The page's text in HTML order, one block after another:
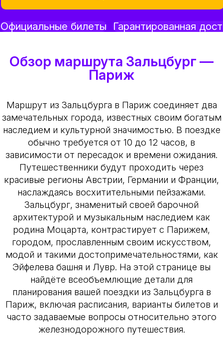
Официальные билеты Гарантированная
Обзор маршрута Зальцбург —
Париж
Маршрут из Зальцбурга в Париж соединяет два
замечательных города, известных своим богатым
наследием и культурной значимостью. В поездке
обычно требуется от 10 до 12 часов, в
зависимости от пересадок и времени ожидания.
Путешественники будут проходить через
красивые регионы Австрии, Германии и Франции,
наслаждаясь восхитительными пейзажами.
Зальцбург, знаменитый своей барочной
архитектурой и музыкальным наследием как
родина Моцарта, контрастирует с Парижем,
городом, прославленным своим искусством,
модой и такими достопримечательностями, как
Эйфелева башня и Лувр. На этой странице вы
найдёте всеобъемлющие детали для
планирования вашей поездки из Зальцбурга в
Париж, включая расписания, варианты билетов и
часто задаваемые вопросы относительно этого
железнодорожного путешествия.